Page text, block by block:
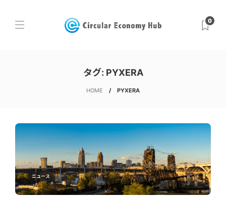
0
タグ: PYXERA
HOME PYXERA
ニュース